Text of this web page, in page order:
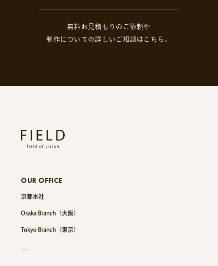
無料お見積もりのご依頼や
制作についての詳しいご相談はこちら。
OUR OFFICE
京都本社
Osaka Branch（大阪）
Tokyo Branch（東京）